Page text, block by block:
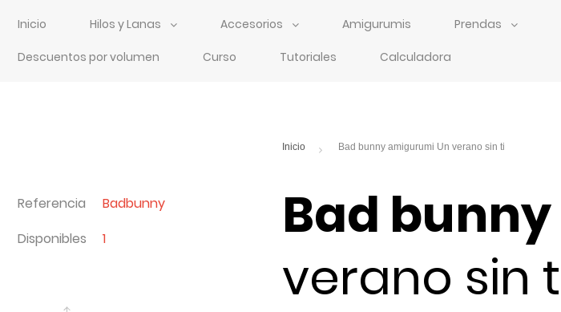
Inicio Hilos y Lanas Accesorios Amigurumis Prendas
Descuentos por volumen Curso Tutoriales Calculadora
Bad
verano sin
Referencia
Badbunny
Disponibles
1